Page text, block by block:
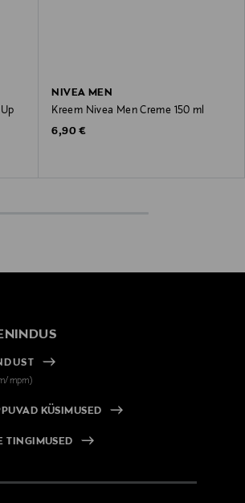
NIVEA MEN
Kreem Nivea Men Creme 150 ml
Original Price
6,90 €
mpm)
KÜSIMUSED
TINGIMUSED